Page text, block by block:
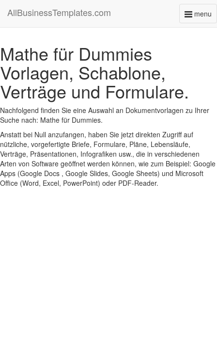
menu
AllBusinessTemplates.com
Mathe für Dummies
Vorlagen, Schablone,
Verträge und Formulare.
Nachfolgend finden Sie eine Auswahl an Dokumentvorlagen zu Ihrer
Suche nach: Mathe für Dummies.
Anstatt bei Null anzufangen, haben Sie jetzt direkten Zugriff auf
nützliche, vorgefertigte Briefe, Formulare, Pläne, Lebensläufe,
Verträge, Präsentationen, Infografiken usw., die in verschiedenen
Arten von Software geöffnet werden können, wie zum Beispiel: Google
Apps (Google Docs , Google Slides, Google Sheets) und Microsoft
Office (Word, Excel, PowerPoint) oder PDF-Reader.